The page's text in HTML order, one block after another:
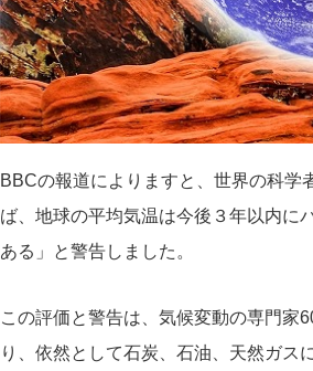
BBCの報道によりますと、世界の科学
ば、地球の平均気温は今後３年以内
ある」と警告しました。
この評価と警告は、気候変動の専門家
り、依然として石炭、石油、天然ガス